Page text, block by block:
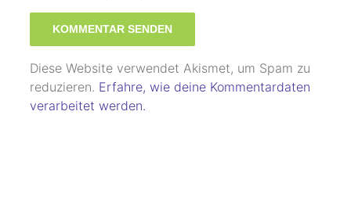
Diese Website verwendet Akismet, um Spam zu
reduzieren. Erfahre, wie deine Kommentardaten
verarbeitet werden.